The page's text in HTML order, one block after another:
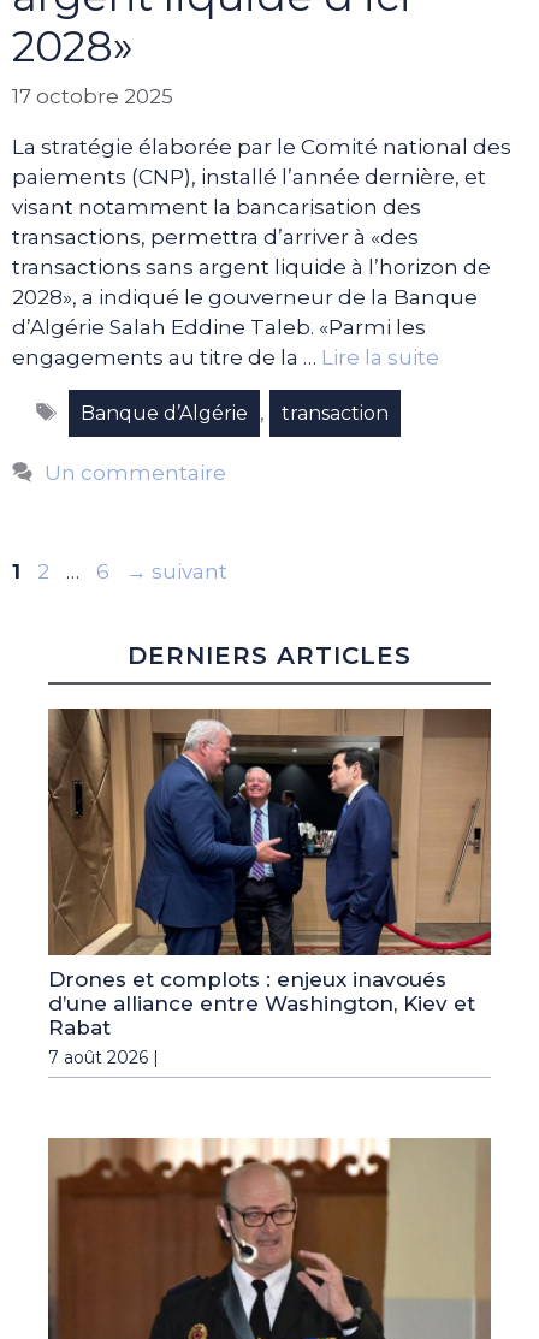
2028»
17 octobre 2025
La stratégie élaborée par le Comité national des
paiements (CNP), installé l’année dernière, et
visant notamment la bancarisation des
transactions, permettra d’arriver à «des
transactions sans argent liquide à l’horizon de
2028», a indiqué le gouverneur de la Banque
d’Algérie Salah Eddine Taleb. «Parmi les
engagements au titre de la … Lire la suite
Étiquettes
Banque d’Algérie , transaction
Un commentaire
Page
1 Page
2 … Page
6 → suivant
DERNIERS ARTICLES
Drones et complots : enjeux inavoués
d’une alliance entre Washington, Kiev et
Rabat
7 août 2026 |